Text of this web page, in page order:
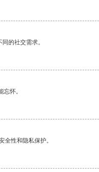
的社交需求。
怀。
全性和隐私保护。